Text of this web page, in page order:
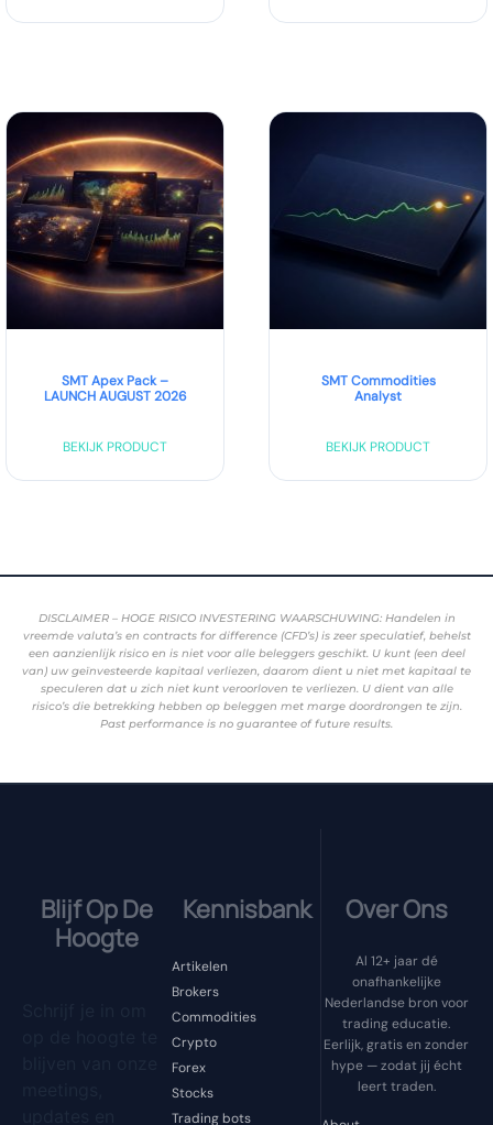
SMT Apex Pack –
LAUNCH AUGUST 2026
BEKIJK PRODUCT
SMT Commodities
Analyst
BEKIJK PRODUCT
DISCLAIMER – HOGE RISICO INVESTERING WAARSCHUWING: Handelen in
vreemde valuta’s en contracts for difference (CFD’s) is zeer speculatief, behelst
een aanzienlijk risico en is niet voor alle beleggers geschikt. U kunt (een deel
van) uw geïnvesteerde kapitaal verliezen, daarom dient u niet met kapitaal te
speculeren dat u zich niet kunt veroorloven te verliezen. U dient van alle
risico’s die betrekking hebben op beleggen met marge doordrongen te zijn.
Past performance is no guarantee of future results.
Blijf Op De
Hoogte
Kennisbank
Artikelen
Brokers
Commodities
Crypto
Forex
Stocks
Trading bots
Over Ons
Al 12+ jaar dé
onafhankelijke
Nederlandse bron voor
trading educatie.
Eerlijk, gratis en zonder
hype — zodat jij écht
leert traden.